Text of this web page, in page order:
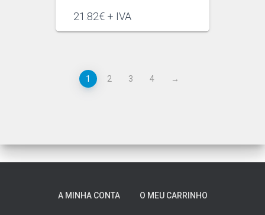
21.82€ + IVA
1 2 3 4 →
A MINHA CONTA O MEU CARRINHO